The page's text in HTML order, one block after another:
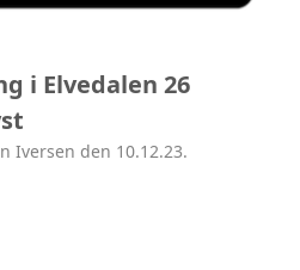
i Elvedalen 26
Iversen den 10.12.23.